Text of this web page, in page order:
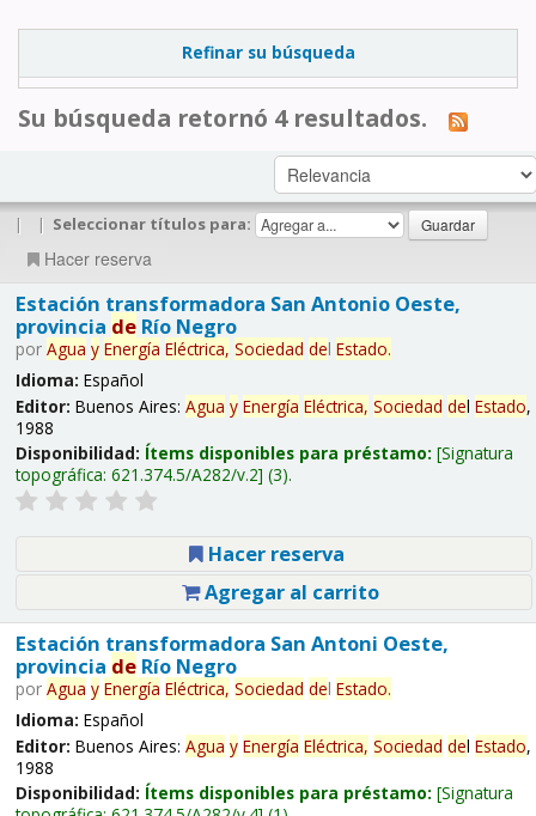
Refinar su búsqueda
Su búsqueda retornó 4 resultados.
| | Seleccionar títulos para:
Hacer reserva
Estación transformadora San Antonio Oeste,
provincia deRío Negro
por Agua y Energía Eléctrica, Sociedad del Estado.
Idioma: Español
Editor: Buenos Aires: Agua y Energía Eléctrica, Sociedad del Estado,
1988
Disponibilidad: Ítems disponibles para préstamo: Signatura
topográfica: 621.374.5/A282/v.2 (3).
Hacer reserva
Agregar al carrito
Estación transformadora San Antoni Oeste,
provincia deRío Negro
por Agua y Energía Eléctrica, Sociedad del Estado.
Idioma: Español
Editor: Buenos Aires: Agua y Energía Eléctrica, Sociedad del Estado,
1988
Disponibilidad: Ítems disponibles para préstamo: Signatura